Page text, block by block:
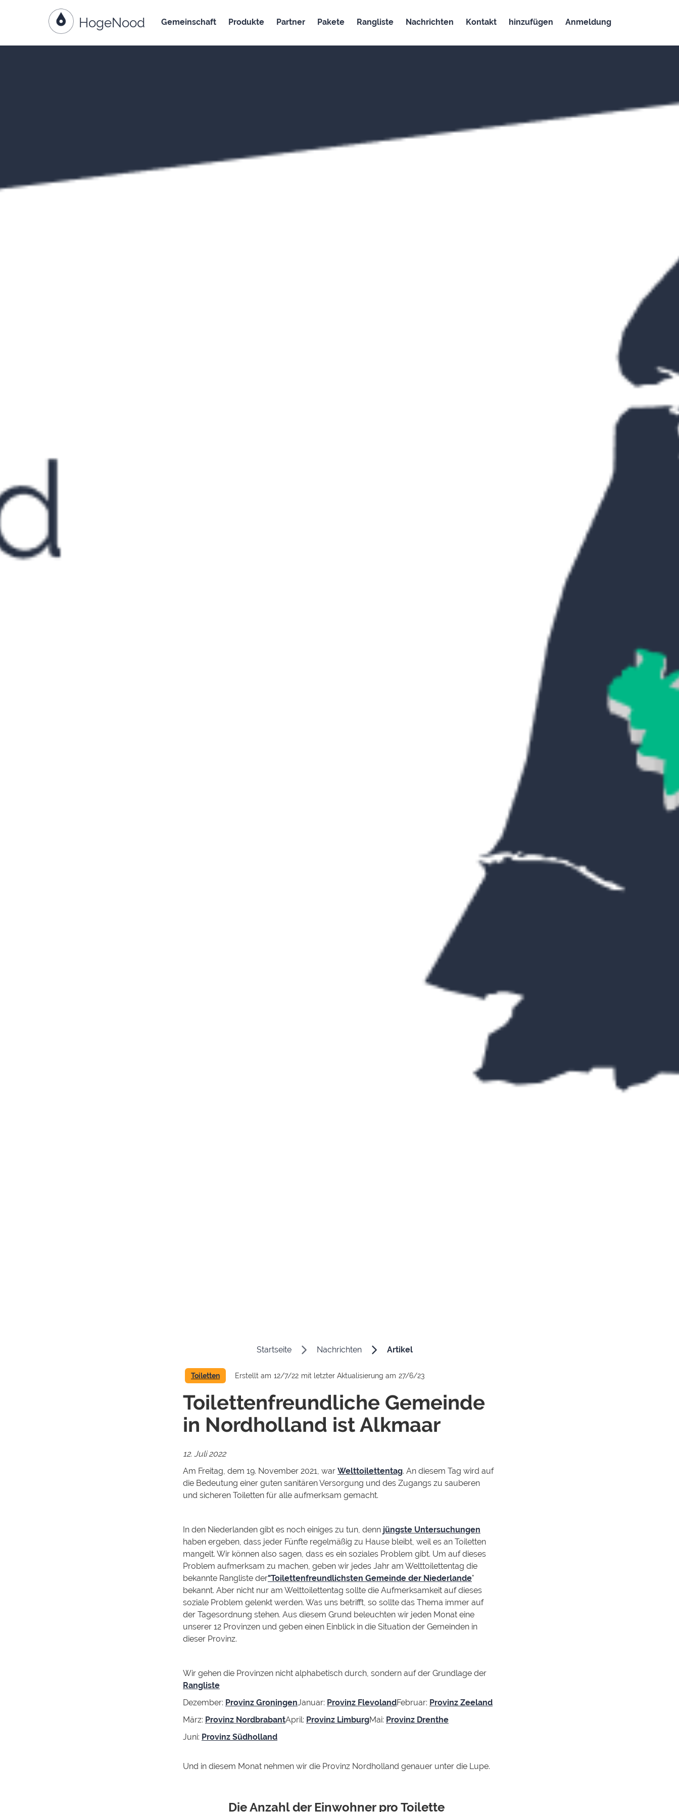
Weiter zum Inhalt
HogeNood Gemeinschaft Produkte Partner Pakete Rangliste Nachrichten Kontakt hinzufügen Anmeldung
Startseite Nachrichten Artikel
Toiletten Erstellt am 12/7/22 mit letzter Aktualisierung am 27/6/23
Toilettenfreundliche Gemeinde
in Nordholland ist Alkmaar
12. Juli 2022
Am Freitag, dem 19. November 2021, war Welttoilettentag. An diesem Tag wird auf
die Bedeutung einer guten sanitären Versorgung und des Zugangs zu sauberen
und sicheren Toiletten für alle aufmerksam gemacht.
In den Niederlanden gibt es noch einiges zu tun, denn jüngste Untersuchungen
haben ergeben, dass jeder Fünfte regelmäßig zu Hause bleibt, weil es an Toiletten
mangelt. Wir können also sagen, dass es ein soziales Problem gibt. Um auf dieses
Problem aufmerksam zu machen, geben wir jedes Jahr am Welttoilettentag die
bekannte Rangliste der"Toilettenfreundlichsten Gemeinde der Niederlande"
bekannt. Aber nicht nur am Welttoilettentag sollte die Aufmerksamkeit auf dieses
soziale Problem gelenkt werden. Was uns betrifft, so sollte das Thema immer auf
der Tagesordnung stehen. Aus diesem Grund beleuchten wir jeden Monat eine
unserer 12 Provinzen und geben einen Einblick in die Situation der Gemeinden in
dieser Provinz.
Wir gehen die Provinzen nicht alphabetisch durch, sondern auf der Grundlage der
Rangliste
Dezember: Provinz GroningenJanuar: Provinz FlevolandFebruar: Provinz Zeeland
März: Provinz NordbrabantApril: Provinz LimburgMai: Provinz Drenthe
Juni: Provinz Südholland
Und in diesem Monat nehmen wir die Provinz Nordholland genauer unter die Lupe.
Die Anzahl der Einwohner pro Toilette